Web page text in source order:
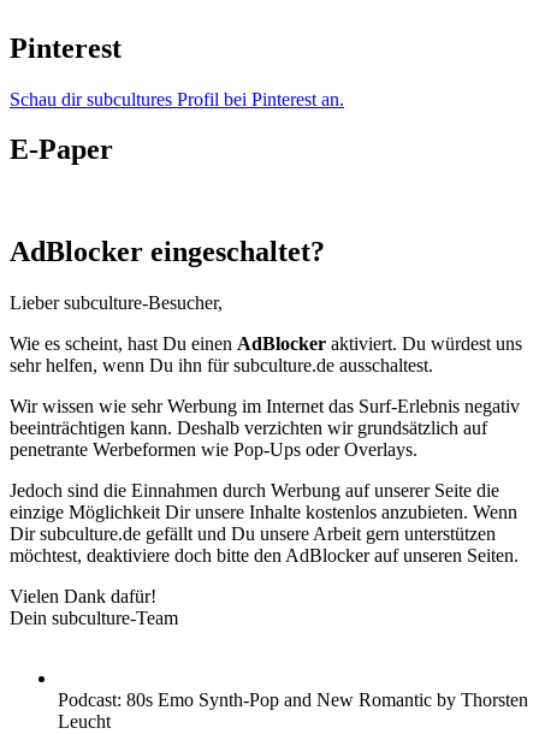
Pinterest
Schau dir subcultures Profil bei Pinterest an.
E-Paper
AdBlocker eingeschaltet?
Lieber subculture-Besucher,
Wie es scheint, hast Du einen AdBlocker aktiviert. Du würdest uns
sehr helfen, wenn Du ihn für subculture.de ausschaltest.
Wir wissen wie sehr Werbung im Internet das Surf-Erlebnis negativ
beeinträchtigen kann. Deshalb verzichten wir grundsätzlich auf
penetrante Werbeformen wie Pop-Ups oder Overlays.
Jedoch sind die Einnahmen durch Werbung auf unserer Seite die
einzige Möglichkeit Dir unsere Inhalte kostenlos anzubieten. Wenn
Dir subculture.de gefällt und Du unsere Arbeit gern unterstützen
möchtest, deaktiviere doch bitte den AdBlocker auf unseren Seiten.
Vielen Dank dafür!
Dein subculture-Team
Podcast: 80s Emo Synth-Pop and New Romantic by Thorsten
Leucht